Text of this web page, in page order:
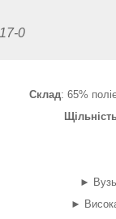
0
Склад: 65%
►
►